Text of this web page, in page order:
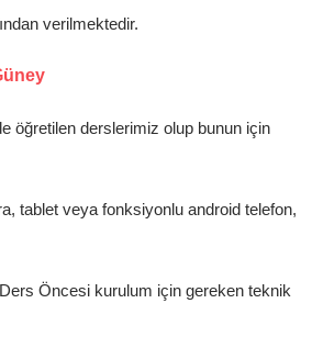
verilmektedir.
öğretilen derslerimiz olup bunun için
tablet veya fonksiyonlu android telefon,
Öncesi kurulum için gereken teknik